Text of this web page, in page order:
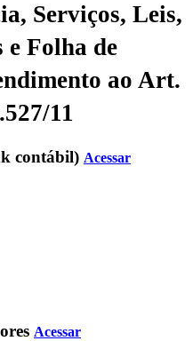
Serviços, Leis,
e Folha de
ao Art.
11
contábil) Acessar
Acessar